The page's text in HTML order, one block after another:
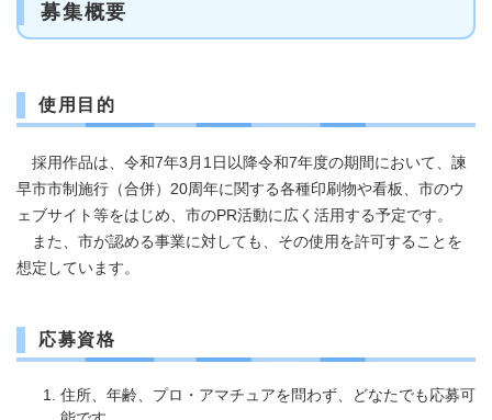
募集概要
使用目的
採用作品は、令和7年3月1日以降令和7年度の期間において、諫
早市市制施行（合併）20周年に関する各種印刷物や看板、市のウ
ェブサイト等をはじめ、市のPR活動に広く活用する予定です。
また、市が認める事業に対しても、その使用を許可することを
想定しています。
応募資格
​住所、年齢、プロ・アマチュアを問わず、どなたでも応募可